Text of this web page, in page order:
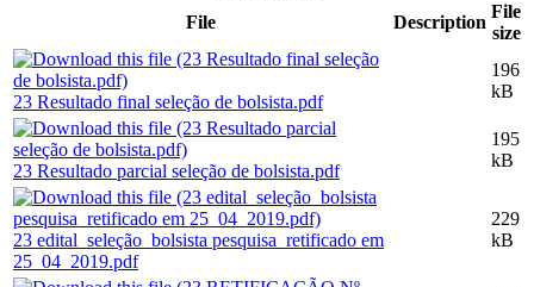
File
Description
File
size
23 Resultado final seleção de bolsista.pdf
196
kB
23 Resultado parcial seleção de bolsista.pdf
195
kB
23 edital_seleção_bolsista pesquisa_retificado em
25_04_2019.pdf
229
kB